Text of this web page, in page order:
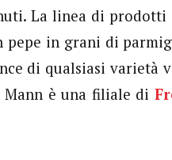
La linea di
pepe in grani di
di qualsiasi varietà
è una filiale di